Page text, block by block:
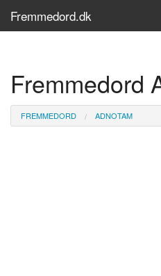
Fremmedord.dk
Søg...
Find bøger
Fremmedord
FREMMEDORD ADNOTAM